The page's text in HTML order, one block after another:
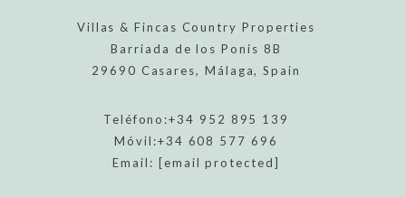
Villas & Fincas Country Properties
Barriada de los Ponis 8B
29690 Casares, Málaga, Spain
Teléfono:+34 952 895 139
Móvil:+34 608 577 696
Email: [email protected]